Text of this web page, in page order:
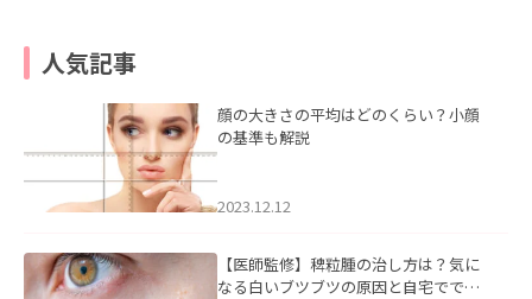
人気記事
顔の大きさの平均はどのくらい？小顔
の基準も解説
2023.12.12
【医師監修】稗粒腫の治し方は？気に
なる白いブツブツの原因と自宅ででき